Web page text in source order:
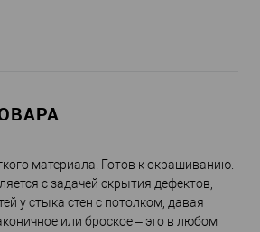
материала. Готов к окрашиванию.
с задачей скрытия дефектов,
у стыка стен с потолком, давая
или броское – это в любом